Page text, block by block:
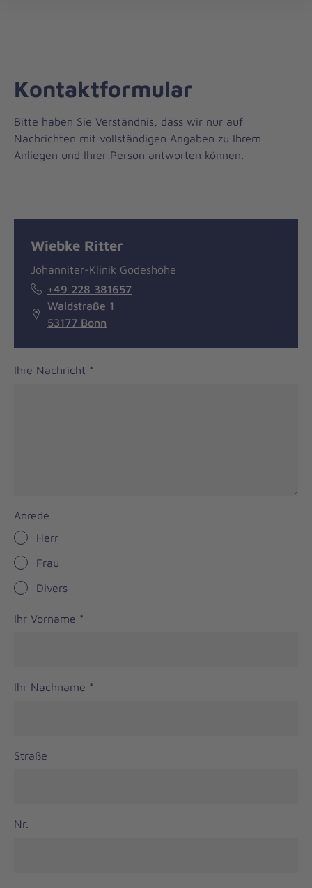
Kontaktformular
Bitte haben Sie Verständnis, dass wir nur auf
Nachrichten mit vollständigen Angaben zu Ihrem
Anliegen und Ihrer Person antworten können.
Wiebke Ritter
Johanniter-Klinik Godeshöhe
+49 228 381657
Waldstraße 1
53177 Bonn
Ihre Nachricht *
Anrede
Herr
Frau
Divers
Ihr Vorname *
Ihr Nachname *
Straße
Nr.